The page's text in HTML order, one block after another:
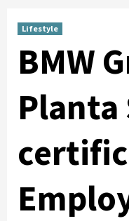
Lifestyle
BMW
Planta